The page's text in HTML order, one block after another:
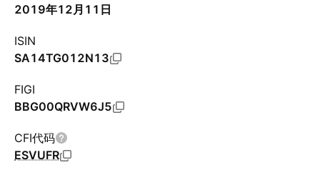
2019年12月11日
ISIN
SA14TG012N13
FIGI
BBG00QRVW6J5
CFI代码
ESVUFR